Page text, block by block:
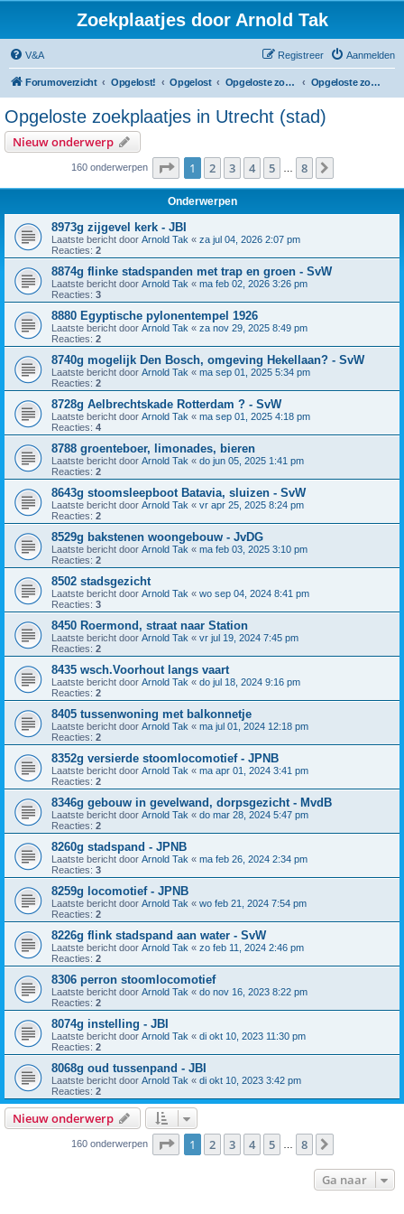
Zoekplaatjes door Arnold Tak
V&A Aanmelden
Registreer
Forumoverzicht Opgelost! Opgelost Opgeloste zoekplaatjes in Utrecht Opgeloste zoekplaatjes in Utrecht (stad)
Opgeloste zoekplaatjes in Utrecht (stad)
Nieuw onderwerp
160 onderwerpen Pagina van 8
1 2 3 4 5 8
Onderwerpen
8973g zijgevel kerk - JBI
Laatste bericht door Arnold Tak « za jul 04, 2026 2:07 pm
Reacties: 2
8874g flinke stadspanden met trap en groen - SvW
Laatste bericht door Arnold Tak « ma feb 02, 2026 3:26 pm
Reacties: 3
8880 Egyptische pylonentempel 1926
Laatste bericht door Arnold Tak « za nov 29, 2025 8:49 pm
Reacties: 2
8740g mogelijk Den Bosch, omgeving Hekellaan? - SvW
Laatste bericht door Arnold Tak « ma sep 01, 2025 5:34 pm
Reacties: 2
8728g Aelbrechtskade Rotterdam ? - SvW
Laatste bericht door Arnold Tak « ma sep 01, 2025 4:18 pm
Reacties: 4
8788 groenteboer, limonades, bieren
Laatste bericht door Arnold Tak « do jun 05, 2025 1:41 pm
Reacties: 2
8643g stoomsleepboot Batavia, sluizen - SvW
Laatste bericht door Arnold Tak « vr apr 25, 2025 8:24 pm
Reacties: 2
8529g bakstenen woongebouw - JvDG
Laatste bericht door Arnold Tak « ma feb 03, 2025 3:10 pm
Reacties: 2
8502 stadsgezicht
Laatste bericht door Arnold Tak « wo sep 04, 2024 8:41 pm
Reacties: 3
8450 Roermond, straat naar Station
Laatste bericht door Arnold Tak « vr jul 19, 2024 7:45 pm
Reacties: 2
8435 wsch.Voorhout langs vaart
Laatste bericht door Arnold Tak « do jul 18, 2024 9:16 pm
Reacties: 2
8405 tussenwoning met balkonnetje
Laatste bericht door Arnold Tak « ma jul 01, 2024 12:18 pm
Reacties: 2
8352g versierde stoomlocomotief - JPNB
Laatste bericht door Arnold Tak « ma apr 01, 2024 3:41 pm
Reacties: 2
8346g gebouw in gevelwand, dorpsgezicht - MvdB
Laatste bericht door Arnold Tak « do mar 28, 2024 5:47 pm
Reacties: 2
8260g stadspand - JPNB
Laatste bericht door Arnold Tak « ma feb 26, 2024 2:34 pm
Reacties: 3
8259g locomotief - JPNB
Laatste bericht door Arnold Tak « wo feb 21, 2024 7:54 pm
Reacties: 2
8226g flink stadspand aan water - SvW
Laatste bericht door Arnold Tak « zo feb 11, 2024 2:46 pm
Reacties: 2
8306 perron stoomlocomotief
Laatste bericht door Arnold Tak « do nov 16, 2023 8:22 pm
Reacties: 2
8074g instelling - JBI
Laatste bericht door Arnold Tak « di okt 10, 2023 11:30 pm
Reacties: 2
8068g oud tussenpand - JBI
Laatste bericht door Arnold Tak « di okt 10, 2023 3:42 pm
Reacties: 2
Nieuw onderwerp
160 onderwerpen Pagina van 8
1 2 3 4 5 8
Ga naar